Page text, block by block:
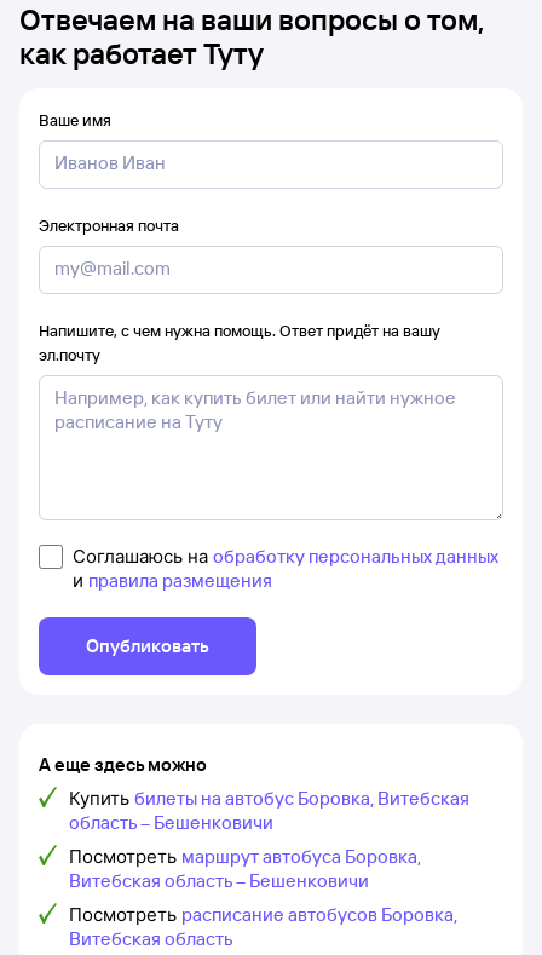
Отвечаем на ваши вопросы о том,
как работает Туту
Ваше имя
Электронная почта
Напишите, с чем нужна помощь. Ответ придёт на вашу
эл.почту
Соглашаюсь на обработку персональных данных
и правила размещения
Опубликовать
А еще здесь можно
Купить билеты на автобус Боровка, Витебская
область – Бешенковичи
Посмотреть маршрут автобуса Боровка,
Витебская область – Бешенковичи
Посмотреть расписание автобусов Боровка,
Витебская область